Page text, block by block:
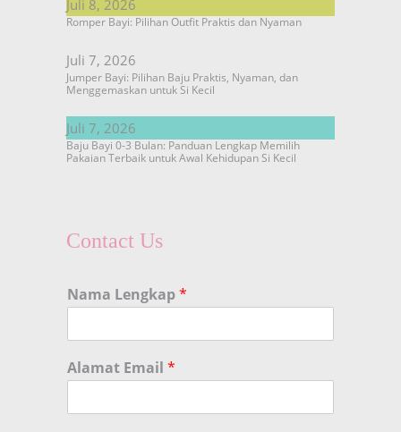
Juli 8, 2026
Romper Bayi: Pilihan Outfit Praktis dan Nyaman
Juli 7, 2026
Jumper Bayi: Pilihan Baju Praktis, Nyaman, dan
Menggemaskan untuk Si Kecil
Juli 7, 2026
Baju Bayi 0-3 Bulan: Panduan Lengkap Memilih
Pakaian Terbaik untuk Awal Kehidupan Si Kecil
Contact Us
Nama Lengkap*
Alamat Email *